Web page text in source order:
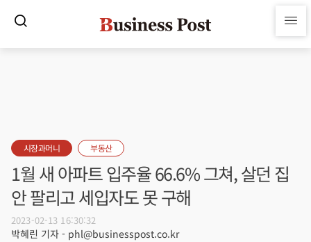
시장과머니 부동산
1월 새 아파트 입주율 66.6% 그쳐, 살던 집
안 팔리고 세입자도 못 구해
2023-02-13 16:30:32
박혜린 기자 - phl@businesspost.co.kr